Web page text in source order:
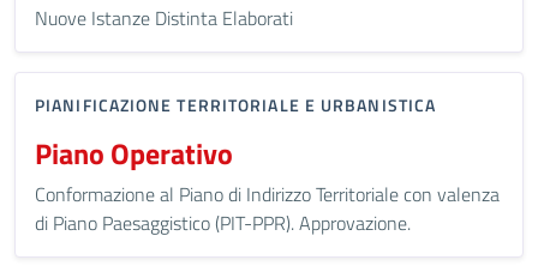
Nuove Istanze Distinta Elaborati
PIANIFICAZIONE TERRITORIALE E URBANISTICA
Piano Operativo
Conformazione al Piano di Indirizzo Territoriale con valenza
di Piano Paesaggistico (PIT-PPR). Approvazione.